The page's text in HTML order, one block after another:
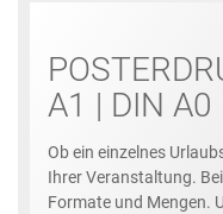
A1 | DIN A0
Ob ein einzelnes
Ihrer Veranstaltung.
Formate und Mengen.